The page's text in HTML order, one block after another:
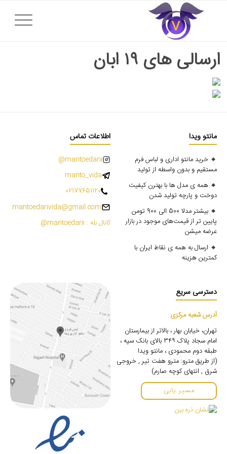
ارسالی های ۱۹ ابان
مانتو ویدا
🔸 خرید مانتو اداری و لباس فرم
مستقیم و بدون واسطه از تولید
🔸 همه ی مدل ها با بهترن کیفیت
دوخت و پارچه تولید شدن
🔸 بیشتر مدلا 500 الی 900 تومن
پایین تر از قیمت‌های موجود در بازار
عرضه میشن
🔸 ارسال به همه ی نقاط ایران با
کمترین هزینه
اطلاعات تماس
mantoedarii@
manto_vida
02177651120
mantoedarivida@gmail.com
کانال بله : mantoedarii@
دسترسی سریع
آدرس شعبه مرکزی
تهران، خیابان بهار ، بالاتر از بیمارستان
امام سجاد پلاک ۳۴۹ بالای بانک سپه ،
طبقه دوم محمودی ، مانتو ویدا
(از طریق مترو: مترو هفت تیر , خروجی
شرق , انتهای کوچه صارم)
مسیر یابی